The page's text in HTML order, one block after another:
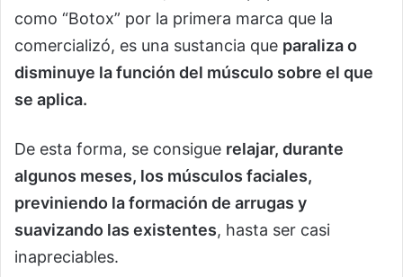
como “Botox” por la primera marca que la
comercializó, es una sustancia que paraliza o
disminuye la función del músculo sobre el que
se aplica.
De esta forma, se consigue relajar, durante
algunos meses, los músculos faciales,
previniendo la formación de arrugas y
suavizando las existentes, hasta ser casi
inapreciables.